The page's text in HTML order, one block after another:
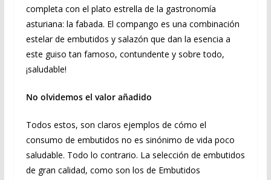
completa con el plato estrella de la gastronomía
asturiana: la fabada. El compango es una combinación
estelar de embutidos y salazón que dan la esencia a
este guiso tan famoso, contundente y sobre todo,
¡saludable!
No olvidemos el valor añadido
Todos estos, son claros ejemplos de cómo el
consumo de embutidos no es sinónimo de vida poco
saludable. Todo lo contrario. La selección de embutidos
de gran calidad, como son los de Embutidos